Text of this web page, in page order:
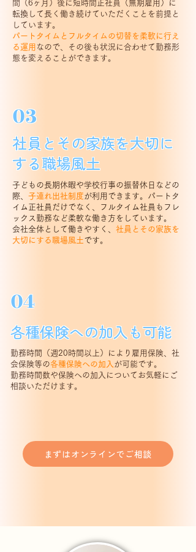
間（6ヶ月）後に短時間正社員（無期雇用）に
転換して長く働き続けていただくことを前提と
しています。
パートタイムとフルタイムの切替を柔軟に行え
る運用 なので、その後も状況に合わせて勤務形
態を変えることができます。
03
社員とその家族を大切に
する職場風土
子どもの長期休暇や学校行事の振替休日などの
際、 子連れ出社制度が利用できます。パートタ
イム正社員だけでなく、フルタイム社員もフレ
ックス勤務など柔軟な働き方をしています。
会社全体として働きやすく、 社員とその家族を
大切にする職場風土です。
04
各種保険への加入も可能
勤務時間（週20時間以上）により雇用保険、社
会保険等の各種保険への加入 が可能です。
​勤務時間数や保険への加入についてお気軽にご
相談いただけます。
まずはオンラインでご相談